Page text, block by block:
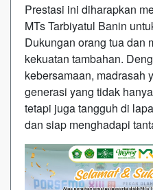
Prestasi ini diharapkan
MTs Tarbiyatul Banin
Dukungan orang tua dan
kekuatan tambahan.
kebersamaan, madrasah
generasi yang tidak
tetapi juga tangguh di
dan siap menghadapi